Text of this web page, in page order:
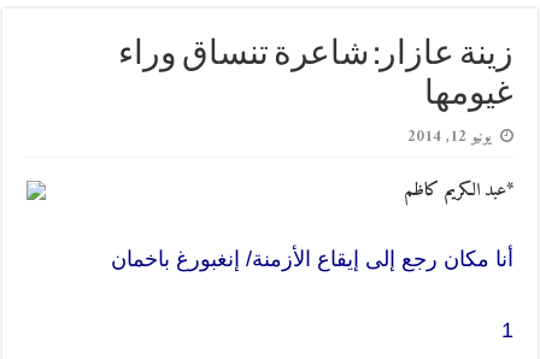
زينة عازار: شاعرة تنساق وراء
غيومها
يونيو 12, 2014
*عبد الكريم كاظم
أنا مكان رجع إلى إيقاع الأزمنة/ إنغبورغ باخمان
1